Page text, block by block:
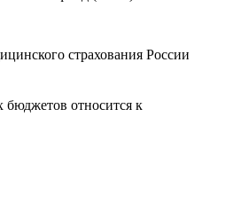
страхования России
бюджетов относится к